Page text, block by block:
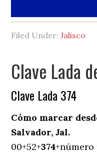
Filed Under:Jalisco
Clave Lada
Clave Lada 374
Cómo marcar
Salvador, Jal.
00+52+374